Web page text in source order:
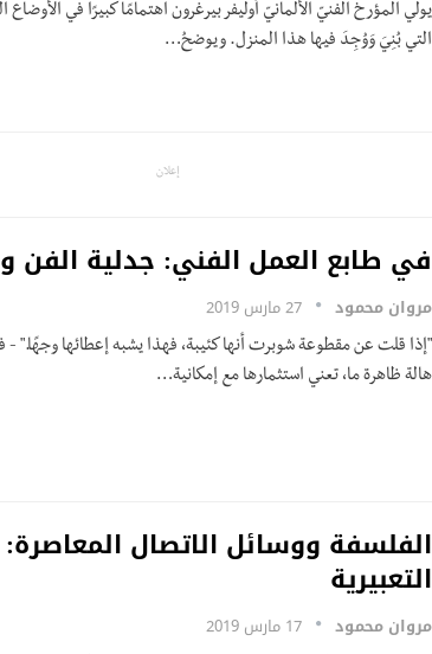
يولي المؤرخ الفنيّ الألمانيّ أوليفر بيرغرون اهتمامًا كبيرًا في
التي بُنِيَ وَوُجِدَ فيها هذا المنزل. ويوضحُ…
إعلان
في طابع العمل الفني: جدلية الفن
مروان محمود 27 مارس 2019
"إذا قلت عن مقطوعة شوبرت أنها كئيبة، فهذا يشبه إعطائها وجهًا." -
هالة ظاهرة ما، تعني استثمارها مع إمكانية…
الفلسفة ووسائل الاتصال
التعبيرية
مروان محمود 17 مارس 2019